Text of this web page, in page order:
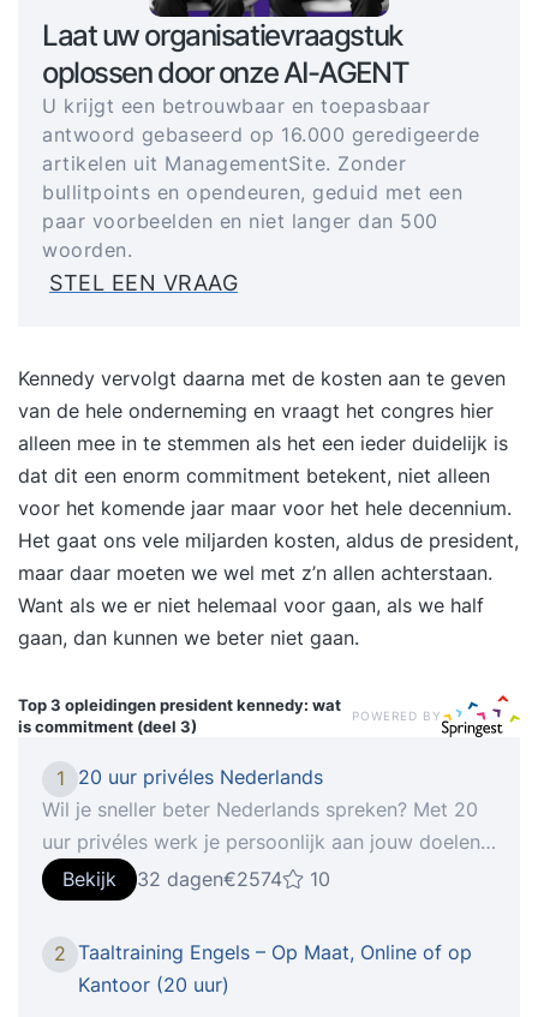
Laat uw organisatievraagstuk
oplossen door onze AI-AGENT
U krijgt een betrouwbaar en toepasbaar
antwoord gebaseerd op 16.000 geredigeerde
artikelen uit ManagementSite. Zonder
bullitpoints en opendeuren, geduid met een
paar voorbeelden en niet langer dan 500
woorden.
STEL EEN VRAAG
Kennedy vervolgt daarna met de kosten aan te geven
van de hele onderneming en vraagt het congres hier
alleen mee in te stemmen als het een ieder duidelijk is
dat dit een enorm commitment betekent, niet alleen
voor het komende jaar maar voor het hele decennium.
Het gaat ons vele miljarden kosten, aldus de president,
maar daar moeten we wel met z’n allen achterstaan.
Want als we er niet helemaal voor gaan, als we half
gaan, dan kunnen we beter niet gaan.
Top 3 opleidingenpresident kennedy: wat
is commitment (deel 3)
POWERED BY
1
20 uur privéles Nederlands
Wil je sneller beter Nederlands spreken? Met 20
uur privéles werk je persoonlijk aan jouw doelen.
Je oefent veel en krijgt directe feedback. Zo
merk je snel vooruitgang. Maak een duidelijke
grammatica, woordenschat en spreekvaardigheid
en groeit naar meer zelfstandigheid.Met deze
Bekijk 32 dagen€2574 10
2 Taaltraining Engels – Op Maat, Online of op
Kantoor (20 uur)